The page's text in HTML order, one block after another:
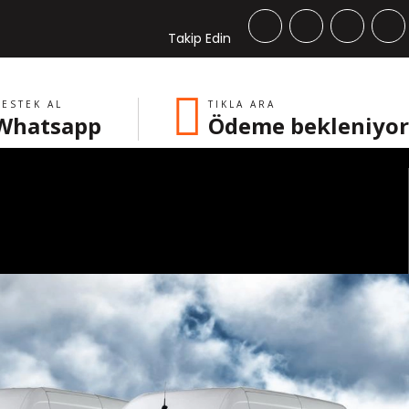
Takip Edin
AL TIKLA ARA
Ödeme bekleniyor